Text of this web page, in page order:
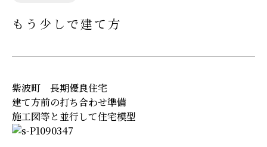
もう少しで建て方
紫波町 長期優良住宅
建て方前の打ち合わせ準備
施工図等と並行して住宅模型